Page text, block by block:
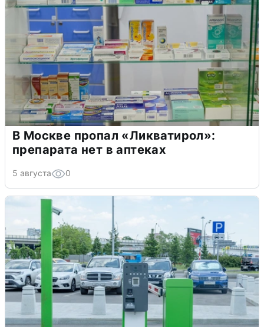
В Москве пропал «Ликватирол»:
препарата нет в аптеках
5 августа 0